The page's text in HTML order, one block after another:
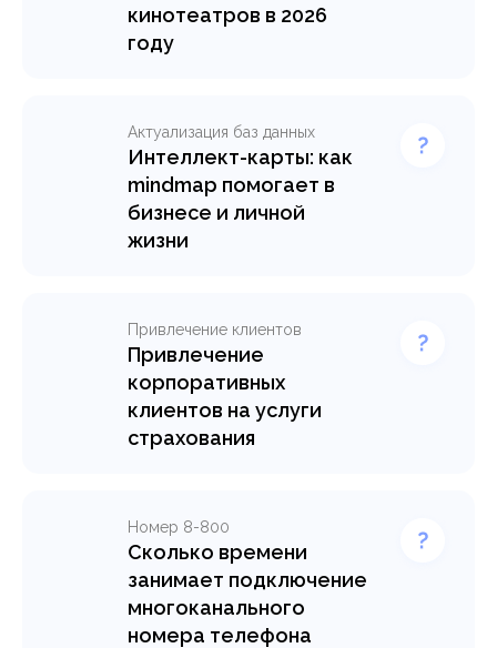
кинотеатров в 2026
году
Актуализация баз данных
Интеллект-карты: как
mindmap помогает в
бизнесе и личной
жизни
Привлечение клиентов
Привлечение
корпоративных
клиентов на услуги
страхования
Номер 8-800
Сколько времени
занимает подключение
многоканального
номера телефона